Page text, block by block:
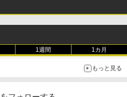
チャルアイテムを含む】 【オンラ
ームコード】 ロブロックス | オン
コード版
ギフトカード - 1000 Robux 【限
ロンプトの言葉 AI画像生成シリー
ィスプレイ、色調調節ライト、12
続バッテリー、広告なし、ブラッ
Kindle - 目に優しい、かさばら
1週間 1カ月
もっと見る